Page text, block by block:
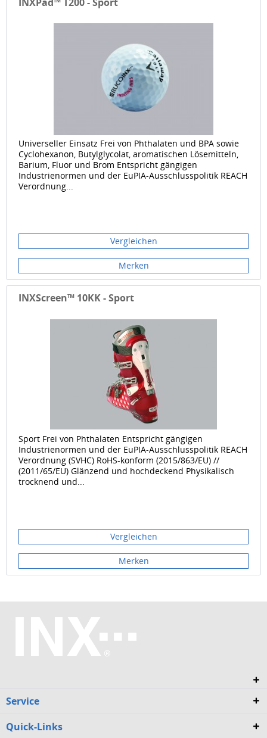
Universeller Einsatz Frei von Phthalaten und BPA sowie
Cyclohexanon, Butylglycolat, aromatischen Lösemitteln,
Barium, Fluor und Brom Entspricht gängigen
Industrienormen und der EuPIA-Ausschlusspolitik REACH
Verordnung...
Vergleichen
Merken
INXScreen™ 10KK - Sport
Sport Frei von Phthalaten Entspricht gängigen
Industrienormen und der EuPIA-Ausschlusspolitik REACH
Verordnung (SVHC) RoHS-konform (2015/863/EU) //
(2011/65/EU) Glänzend und hochdeckend Physikalisch
trocknend und...
Vergleichen
Merken
Service
Quick-Links